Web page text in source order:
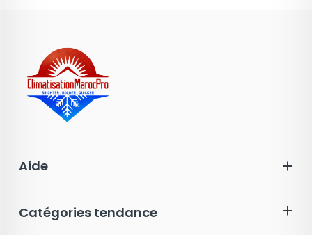
Aide
Catégories tendance